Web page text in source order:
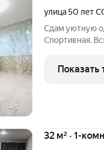
+ 5
улица 50 лет
Сдам уютную
Спортивная.
во дворе.
Показать
32 м² · 1-